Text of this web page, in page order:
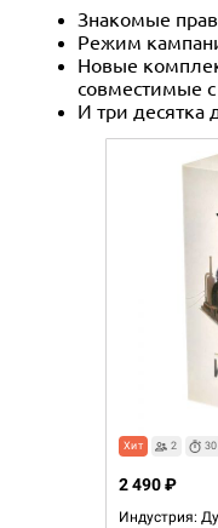
Знакомые
Режим
Новые
совместимые
И три десятка
Хит 2
Индустрия:
2 490 ₽